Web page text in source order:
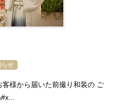
らせ
様から届いた前撮り和装の ご